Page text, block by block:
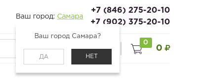
Ваш город: Самара
Ваш город Самара?
ДА НЕТ
+7 (846) 275-20-10
+7 (902) 375-20-10
0
0